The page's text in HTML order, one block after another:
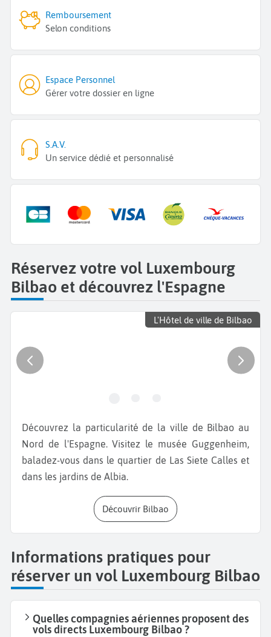
Remboursement
Selon conditions
Espace Personnel
Gérer votre dossier en ligne
S.A.V.
Un service dédié et personnalisé
Réservez votre vol Luxembourg
Bilbao et découvrez l'Espagne
L'Hôtel de ville de Bilbao
Découvrez la particularité de la ville de Bilbao au
Nord de l'Espagne. Visitez le musée Guggenheim,
baladez-vous dans le quartier de Las Siete Calles et
dans les jardins de Albia.
Découvrir Bilbao
Informations pratiques pour
réserver un vol Luxembourg Bilbao
Quelles compagnies aériennes proposent des
vols directs Luxembourg Bilbao ?